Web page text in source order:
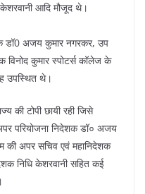
आदि मौजूद थे।
डॉ0 अजय कुमार नगरकर, उप
विनोद कुमार स्पोटर्स कॉलेज के
उपस्थित थे।
की टोपी छायी रही जिसे
परियोजना निदेशक डॉ० अजय
की अपर सचिव एवं महानिदेशक
निधि केशरवानी सहित कई